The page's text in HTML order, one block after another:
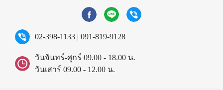
02-398-1133 | 091-819-9128
วันจันทร์-ศุกร์ 09.00 - 18.00 น.
วันเสาร์ 09.00 - 12.00 น.